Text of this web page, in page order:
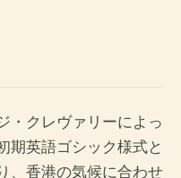
・クレヴァリーによっ
期英語ゴシック様式と
、香港の気候に合わせ